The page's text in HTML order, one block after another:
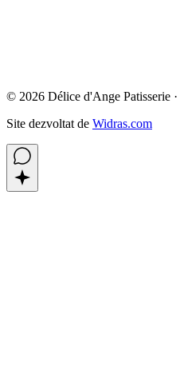
© 2026 Délice d'Ange Patisserie ·
Site dezvoltat de Widras.com